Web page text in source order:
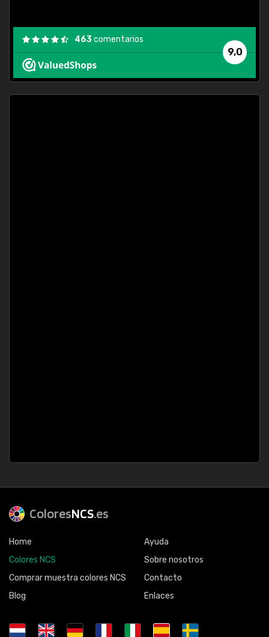
9,0
463comentarios
ColoresNCS.es
Home
Colores NCS
Comprar muestra colores NCS
Blog
Ayuda
Sobre nosotros
Contacto
Enlaces